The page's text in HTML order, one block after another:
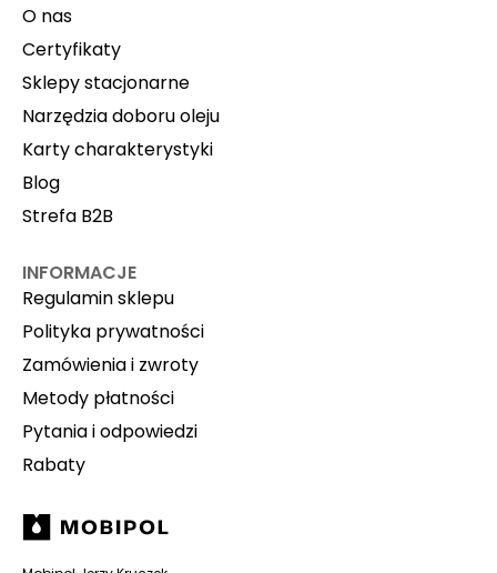
O nas
Certyfikaty
Sklepy stacjonarne
Narzędzia doboru oleju
Karty charakterystyki
Blog
Strefa B2B
INFORMACJE
Regulamin sklepu
Polityka prywatności
Zamówienia i zwroty
Metody płatności
Pytania i odpowiedzi
Rabaty